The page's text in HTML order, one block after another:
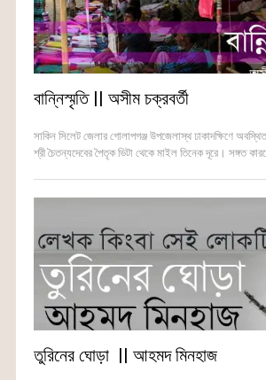
বান্নিস্মৃতি || অসীম চক্রবর্তী
সাকিন সিলেট জেলার গোলাপগঞ্জ উপজেলাস্থ ঢাকাদক্ষিণে
শ্রী চৈতন্যদেবের পৈতৃক ভিটা থেকে মাইল তিনেক দূরে। সঙ্গত
তুরিনের ঘোড়া || আহমদ মিনহাজ